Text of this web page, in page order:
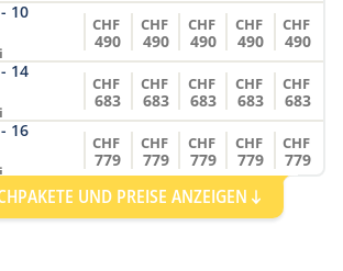
CHF
1476
CHF
1422
CHF
1422
CHF
1638
CHF
1584
CHF
1526
CHF
1461
CHF
1461
CHF
1696
CHF
10
CHF
490
CHF
490
CHF
490
CHF
490
CHF
490
14
CHF
683
CHF
683
CHF
683
CHF
683
CHF
683
16
CHF
779
CHF
779
CHF
779
CHF
779
CHF
779
20
CHF
971
CHF
971
CHF
971
CHF
971
UND PREISE ANZEIGEN